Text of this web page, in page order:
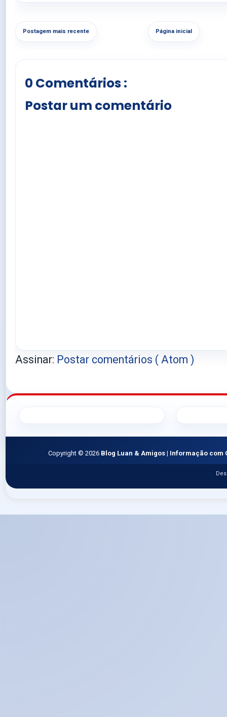
Postagem mais recente Página inicial
0 Comentários :
Postar um comentário
Assinar: Postar comentários ( Atom )
Copyright © 2026 Blog Luan & Amigos | Informação